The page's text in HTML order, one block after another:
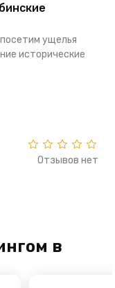
ущелья
исторические
Отзывов нет
в